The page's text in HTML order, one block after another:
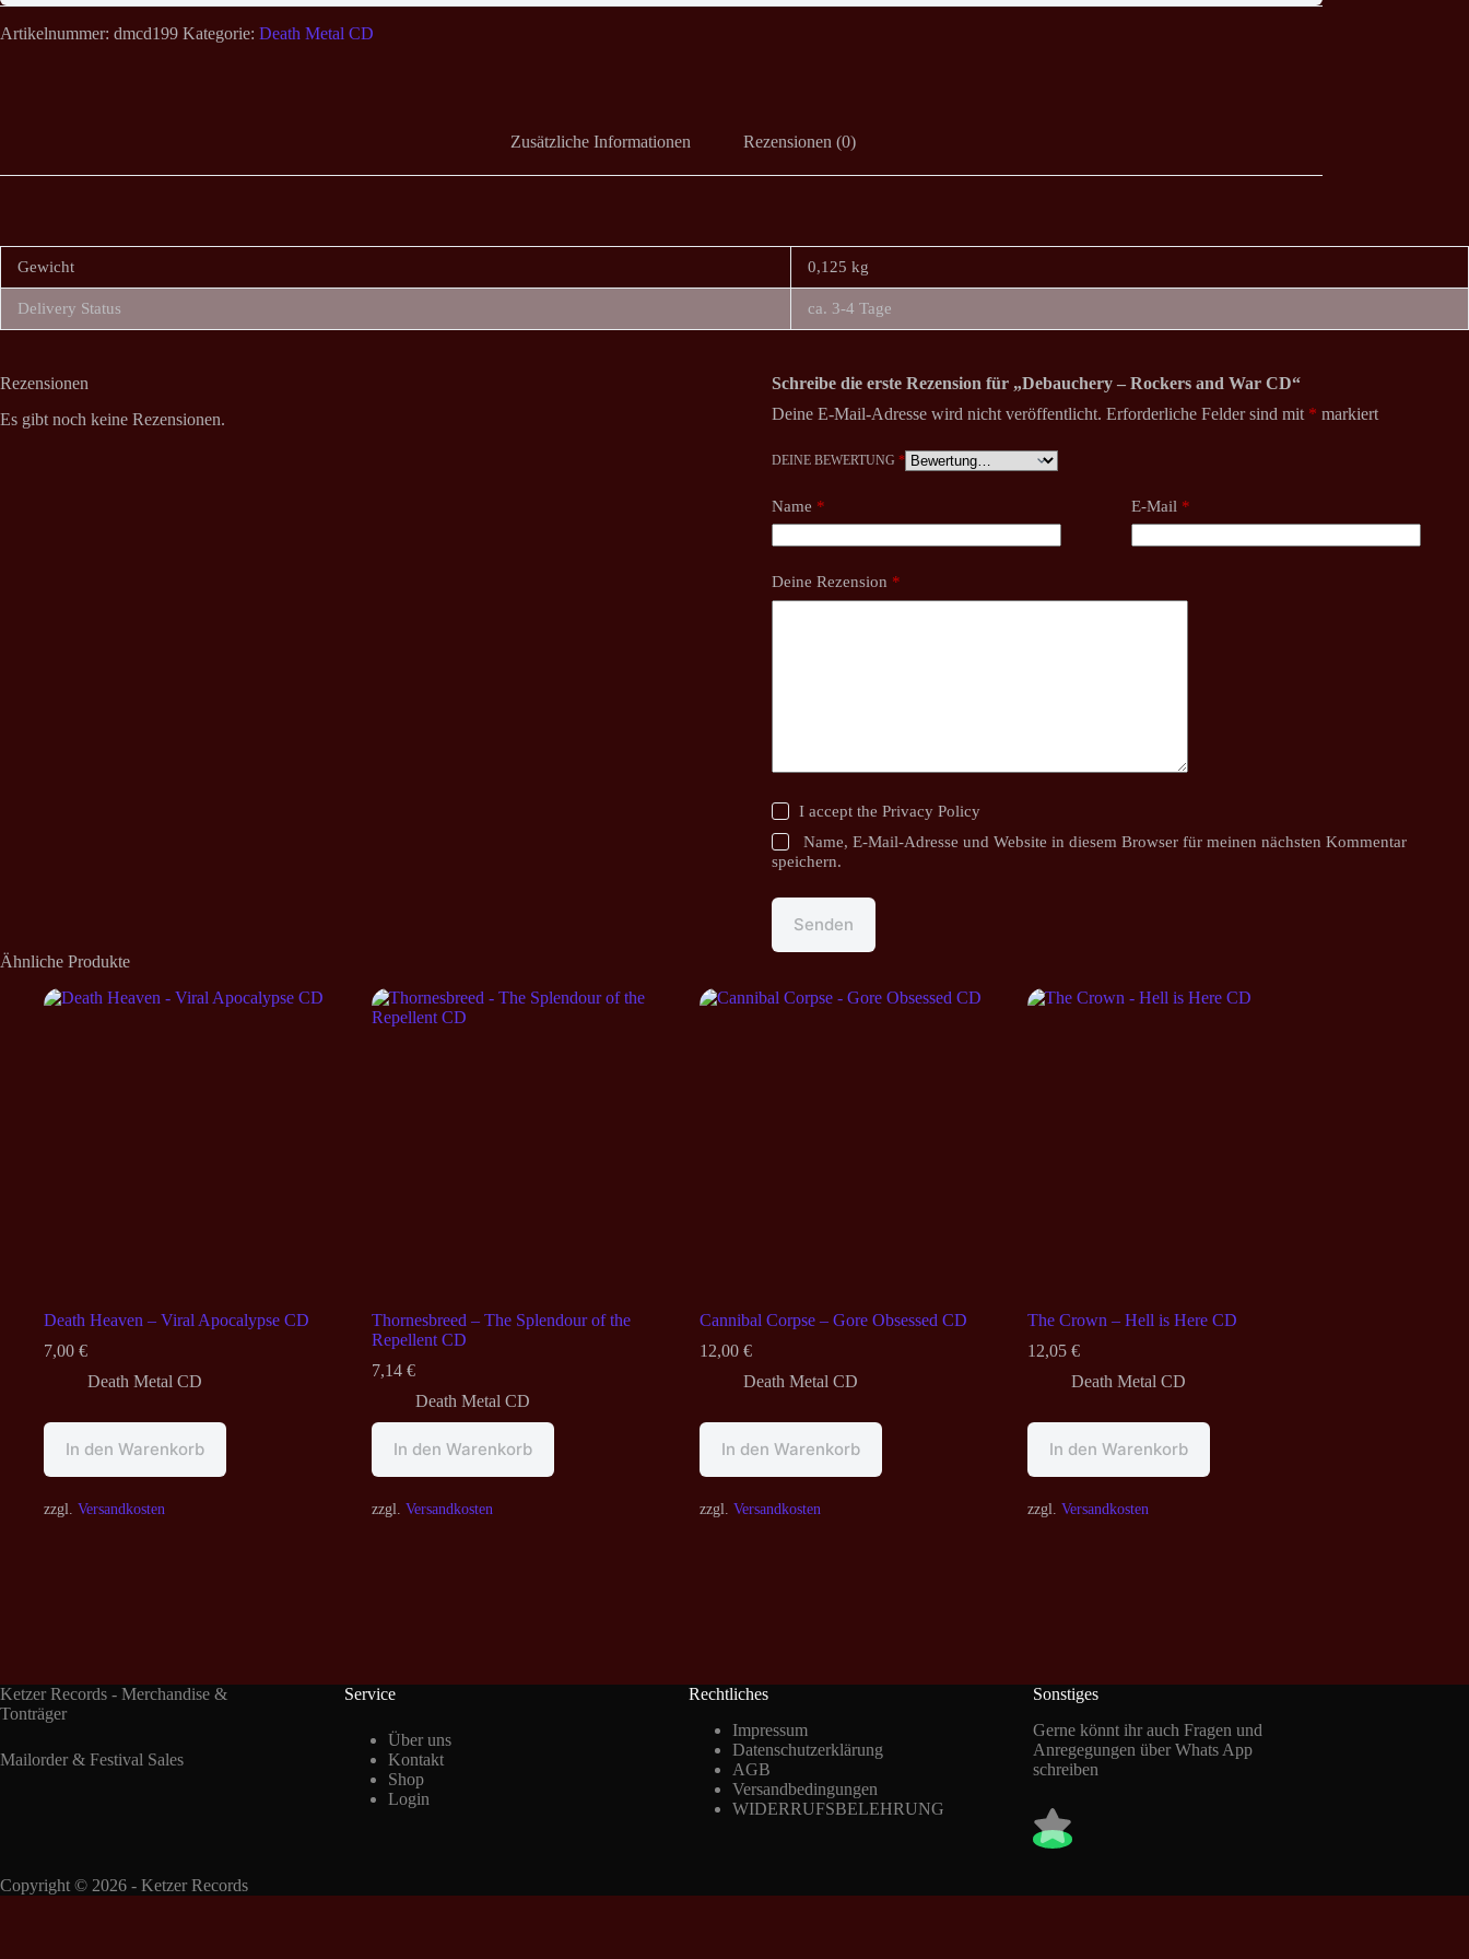
Artikelnummer: dmcd199 Kategorie: Death Metal CD
Zusätzliche Informationen Rezensionen (0)
Gewicht 0,125 kg
Delivery Status ca. 3-4 Tage
Rezensionen
Es gibt noch keine Rezensionen.
Schreibe die erste Rezension für „Debauchery – Rockers and War CD“
Deine E-Mail-Adresse wird nicht veröffentlicht. Erforderliche Felder sind mit * markiert
DEINE BEWERTUNG *
Name * E-Mail *
Deine Rezension *
I accept the Privacy Policy
Name, E-Mail-Adresse und Website in diesem Browser für meinen nächsten Kommentar
speichern.
Senden
Ähnliche Produkte
Death Heaven – Viral Apocalypse CD
7,00 €
Death Metal CD
In den Warenkorb
zzgl. Versandkosten
Thornesbreed – The Splendour of the
Repellent CD
7,14 €
Death Metal CD
In den Warenkorb
zzgl. Versandkosten
Cannibal Corpse – Gore Obsessed CD
12,00 €
Death Metal CD
In den Warenkorb
zzgl. Versandkosten
The Crown – Hell is Here CD
12,05 €
Death Metal CD
In den Warenkorb
zzgl. Versandkosten
Ketzer Records - Merchandise &
Tonträger
Mailorder & Festival Sales
Service
Über uns
Kontakt
Shop
Login
Rechtliches
Impressum
Datenschutzerklärung
AGB
Versandbedingungen
WIDERRUFSBELEHRUNG
Sonstiges
Gerne könnt ihr auch Fragen und
Anregegungen über Whats App
schreiben
Copyright © 2026 - Ketzer Records